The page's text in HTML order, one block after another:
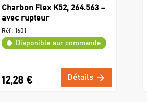
Charbon Flex K52, 264.563 –
avec rupteur
Réf : 1601
Disponible sur commande
12,28 € Détails